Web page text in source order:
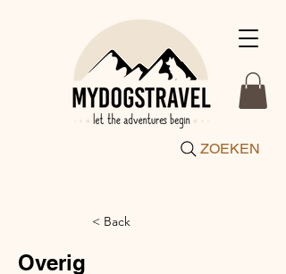
ZOEKEN
< Back
Overig